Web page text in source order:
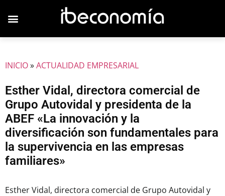
INICIO»ACTUALIDAD EMPRESARIAL
Esther Vidal, directora comercial de
Grupo Autovidal y presidenta de la
ABEF «La innovación y la
diversificación son fundamentales para
la supervivencia en las empresas
familiares»
Esther Vidal, directora comercial de Grupo Autovidal y